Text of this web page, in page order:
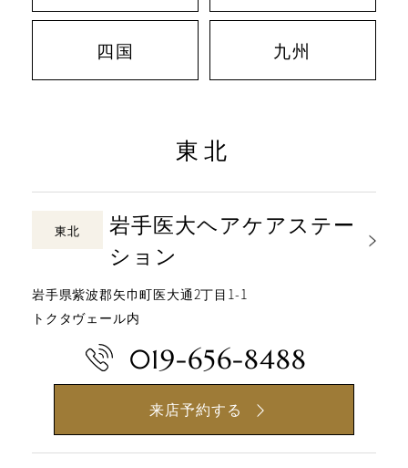
四国 九州
東北
東北
岩手医大ヘアケアステー
ション
岩手県紫波郡矢巾町医大通2丁目1-1
トクタヴェール内
019-656-8488
来店予約する